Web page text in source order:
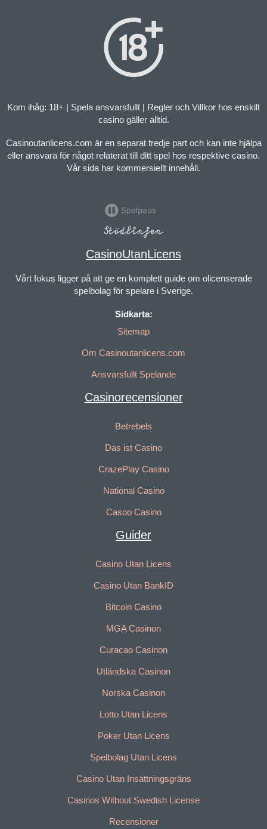
Kom ihåg: 18+ | Spela ansvarsfullt | Regler och Villkor hos enskilt
casino gäller alltid.
Casinoutanlicens.com är en separat tredje part och kan inte hjälpa
eller ansvara för något relaterat till ditt spel hos respektive casino.
Vår sida har kommersiellt innehåll.
CasinoUtanLicens
Vårt fokus ligger på att ge en komplett guide om olicenserade
spelbolag för spelare i Sverige.
Sidkarta:
Sitemap
Om Casinoutanlicens.com
Ansvarsfullt Spelande
Casinorecensioner
Betrebels
Das ist Casino
CrazePlay Casino
National Casino
Casoo Casino
Guider
Casino Utan Licens
Casino Utan BankID
Bitcoin Casino
MGA Casinon
Curacao Casinon
Utländska Casinon
Norska Casinon
Lotto Utan Licens
Poker Utan Licens
Spelbolag Utan Licens
Casino Utan Insättningsgräns
Casinos Without Swedish License
Recensioner